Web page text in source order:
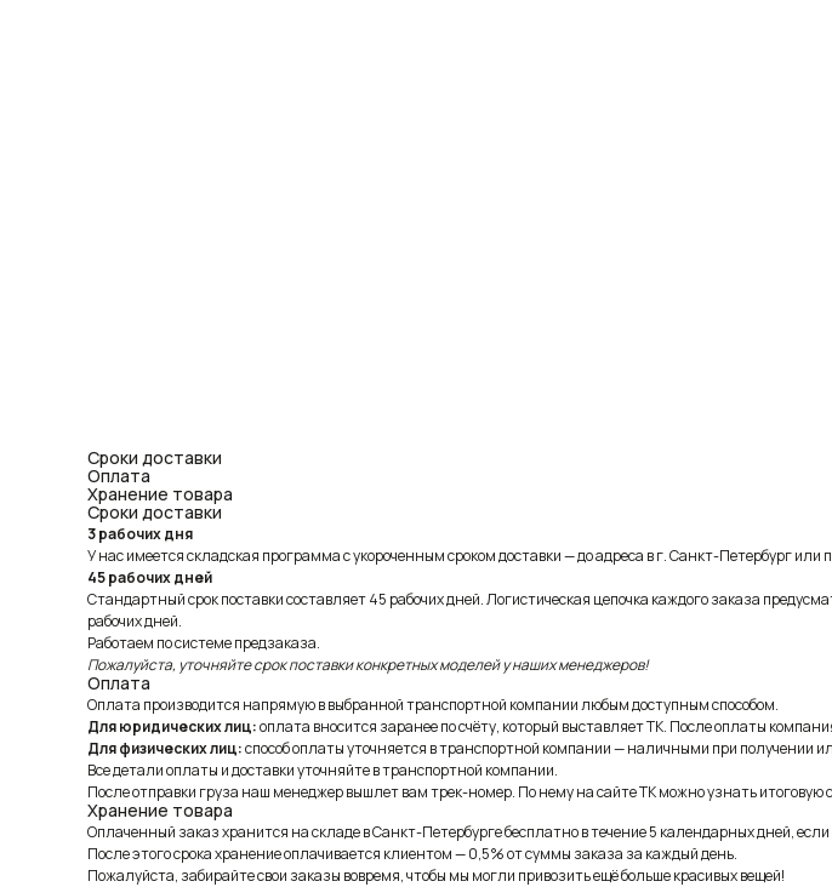
Сроки доставки
Оплата
Хранение товара
Сроки доставки
3 рабочих дня
У нас имеется складская программа с укороченным сроком доставки — до адреса в г. Санкт-Петербург или
45 рабочих дней
Стандартный срок поставки составляет 45 рабочих дней. Логистическая цепочка каждого заказа
рабочих дней.
Работаем по системе предзаказа.
Пожалуйста, уточняйте срок поставки конкретных моделей у наших менеджеров!
Оплата
Оплата производится напрямую в выбранной транспортной компании любым доступным способом.
Для юридических лиц:оплата вносится заранее по счёту, который выставляет ТК. После оплаты
Для физических лиц:способ оплаты уточняется в транспортной компании — наличными при получении
Все детали оплаты и доставки уточняйте в транспортной компании.
После отправки груза наш менеджер вышлет вам трек-номер. По нему на сайте ТК можно узнать итоговую
Хранение товара
Оплаченный заказ хранится на складе в Санкт-Петербурге бесплатно в течение 5 календарных дней, если
После этого срока хранение оплачивается клиентом — 0,5% от суммы заказа за каждый день.
Пожалуйста, забирайте свои заказы вовремя, чтобы мы могли привозить ещё больше красивых вещей!